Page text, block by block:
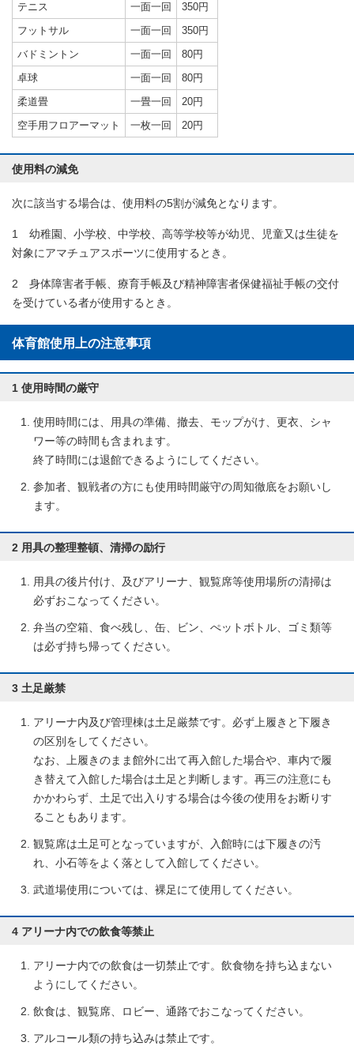
テニス 一面一回
350円
フットサル
一面一回
350円
バドミントン
一面一回
80円
卓球
一面一回
80円
柔道畳
一畳一回
20円
空手用フロアーマット
一枚一回 20円
使用料の減免
次に該当する場合は、使用料の5割が減免となります。
1 幼稚園、小学校、中学校、高等学校等が幼児、児童又は生徒を
対象にアマチュアスポーツに使用するとき。
2 身体障害者手帳、療育手帳及び精神障害者保健福祉手帳の交付
を受けている者が使用するとき。
体育館使用上の注意事項
1 使用時間の厳守
使用時間には、用具の準備、撤去、モップがけ、更衣、シャ
ワー等の時間も含まれます。
終了時間には退館できるようにしてください。
参加者、観戦者の方にも使用時間厳守の周知徹底をお願いし
ます。
2 用具の整理整頓、清掃の励行
用具の後片付け、及びアリーナ、観覧席等使用場所の清掃は
必ずおこなってください。
弁当の空箱、食べ残し、缶、ビン、ぺットボトル、ゴミ類等
は必ず持ち帰ってください。
3 土足厳禁
アリーナ内及び管理棟は土足厳禁です。必ず上履きと下履き
の区別をしてください。
なお、上履きのまま館外に出て再入館した場合や、車内で履
き替えて入館した場合は土足と判断します。再三の注意にも
かかわらず、土足で出入りする場合は今後の使用をお断りす
ることもあります。
観覧席は土足可となっていますが、入館時には下履きの汚
れ、小石等をよく落として入館してください。
武道場使用については、裸足にて使用してください。
4 アリーナ内での飲食等禁止
アリーナ内での飲食は一切禁止です。飲食物を持ち込まない
ようにしてください。
飲食は、観覧席、ロビー、通路でおこなってください。
アルコール類の持ち込みは禁止です。